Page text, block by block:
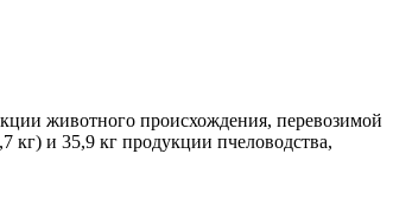
животного происхождения, перевозимой
кг) и 35,9 кг продукции пчеловодства,